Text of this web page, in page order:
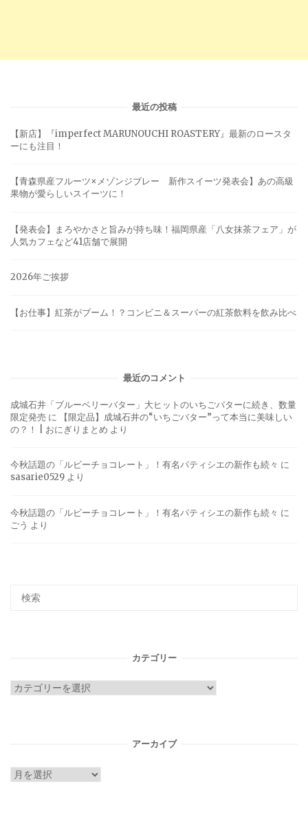
最近の投稿
【新店】『imperfect MARUNOUCHI ROASTERY』最新のロースタ
ーにも注目！
【青森県産フルーツ×メゾンジブレー 新作スイーツ発表会】あの高級
果物が愛らしいスイーツに！
【発表会】まろやかさと旨みが持ち味！福岡県産「八女抹茶フェア」が
人気カフェなど41店舗で展開
2026年ご挨拶
【お仕事】紅茶がブーム！？コンビニ＆スーパーの紅茶飲料を飲み比べ
最近のコメント
成城石井「ブルーベリーバター」大ヒットのいちごバターに続き、数量
限定発売 に
【限定品】成城石井の“いちごバター”って本当に美味しい
の？！ | おにぎりまとめ より
今秋話題の「ルビーチョコレート」！有名パティシエの新作も続々 に
sasarie0529 より
今秋話題の「ルビーチョコレート」！有名パティシエの新作も続々 に
ごう より
カテゴリー
カ
アーカイブ
ア